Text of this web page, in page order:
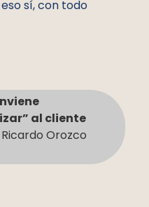
eso sí, con todo
al cliente
Orozco